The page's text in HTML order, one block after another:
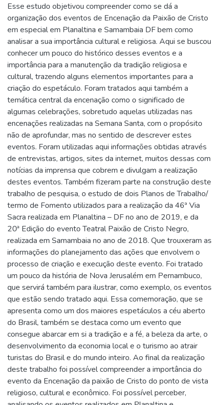
Esse estudo objetivou compreender como se dá a
organização dos eventos de Encenação da Paixão de Cristo
em especial em Planaltina e Samambaia DF bem como
analisar a sua importância cultural e religiosa. Aqui se buscou
conhecer um pouco do histórico desses eventos e a
importância para a manutenção da tradição religiosa e
cultural, trazendo alguns elementos importantes para a
criação do espetáculo. Foram tratados aqui também a
temática central da encenação como o significado de
algumas celebrações, sobretudo aquelas utilizadas nas
encenações realizadas na Semana Santa, com o propósito
não de aprofundar, mas no sentido de descrever estes
eventos. Foram utilizadas aqui informações obtidas através
de entrevistas, artigos, sites da internet, muitos dessas com
notícias da imprensa que cobrem e divulgam a realização
destes eventos. Também fizeram parte na construção deste
trabalho de pesquisa, o estudo de dois Planos de Trabalho/
termo de Fomento utilizados para a realização da 46ª Via
Sacra realizada em Planaltina – DF no ano de 2019, e da
20ª Edição do evento Teatral Paixão de Cristo Negro,
realizada em Samambaia no ano de 2018. Que trouxeram as
informações do planejamento das ações que envolvem o
processo de criação e execução deste evento. Foi tratado
um pouco da história de Nova Jerusalém em Pernambuco,
que servirá também para ilustrar, como exemplo, os eventos
que estão sendo tratado aqui. Essa comemoração, que se
apresenta como um dos maiores espetáculos a céu aberto
do Brasil, também se destaca como um evento que
consegue abarcar em si a tradição e a fé, a beleza da arte, o
desenvolvimento da economia local e o turismo ao atrair
turistas do Brasil e do mundo inteiro. Ao final da realização
deste trabalho foi possível compreender a importância do
evento da Encenação da paixão de Cristo do ponto de vista
religioso, cultural e econômico. Foi possível perceber,